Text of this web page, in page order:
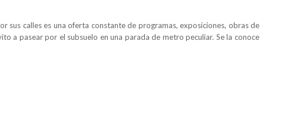
calles es una oferta constante de programas, exposiciones, obras de
a pasear por el subsuelo en una parada de metro peculiar. Se la conoce